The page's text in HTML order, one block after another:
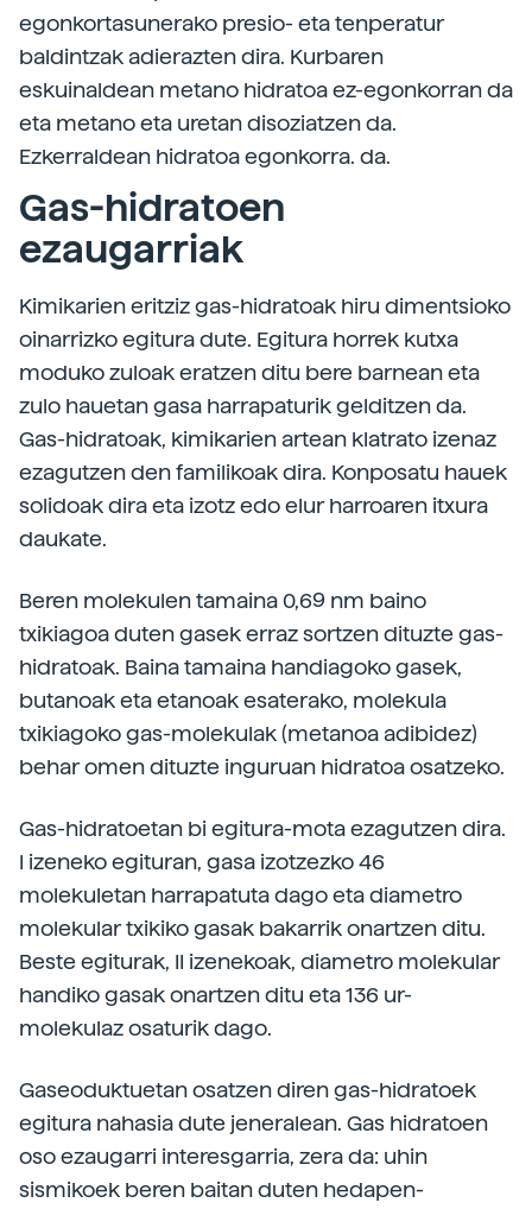
egonkortasunerako presio- eta tenperatur
baldintzak adierazten dira. Kurbaren
eskuinaldean metano hidratoa ez-egonkorran da
eta metano eta uretan disoziatzen da.
Ezkerraldean hidratoa egonkorra. da.
Gas-hidratoen
ezaugarriak
Kimikarien eritziz gas-hidratoak hiru dimentsioko
oinarrizko egitura dute. Egitura horrek kutxa
moduko zuloak eratzen ditu bere barnean eta
zulo hauetan gasa harrapaturik gelditzen da.
Gas-hidratoak, kimikarien artean klatrato izenaz
ezagutzen den familikoak dira. Konposatu hauek
solidoak dira eta izotz edo elur harroaren itxura
daukate.
Beren molekulen tamaina 0,69 nm baino
txikiagoa duten gasek erraz sortzen dituzte gas-
hidratoak. Baina tamaina handiagoko gasek,
butanoak eta etanoak esaterako, molekula
txikiagoko gas-molekulak (metanoa adibidez)
behar omen dituzte inguruan hidratoa osatzeko.
Gas-hidratoetan bi egitura-mota ezagutzen dira.
I izeneko egituran, gasa izotzezko 46
molekuletan harrapatuta dago eta diametro
molekular txikiko gasak bakarrik onartzen ditu.
Beste egiturak, II izenekoak, diametro molekular
handiko gasak onartzen ditu eta 136 ur-
molekulaz osaturik dago.
Gaseoduktuetan osatzen diren gas-hidratoek
egitura nahasia dute jeneralean. Gas hidratoen
oso ezaugarri interesgarria, zera da: uhin
sismikoek beren baitan duten hedapen-